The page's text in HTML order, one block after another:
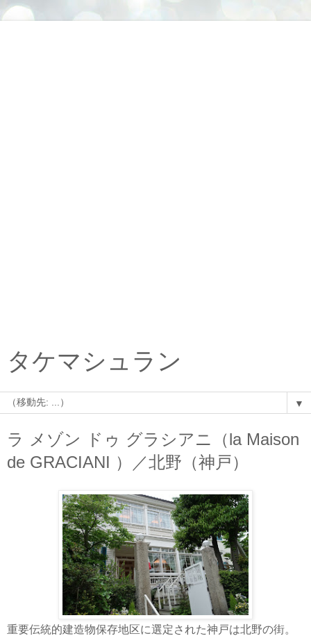
タケマシュラン
▼
ラ メゾン ドゥ グラシアニ（la Maison
de GRACIANI ）／北野（神戸）
重要伝統的建造物保存地区に選定された神戸は北野の街。